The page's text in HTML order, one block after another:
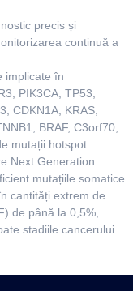
precis și
continuă a
implicate în
PIK3CA, TP53,
CDKN1A, KRAS,
BRAF, C3orf70,
mutații hotspot.
Next Generation
mutațiile somatice
cantități extrem de
de până la 0,5%,
stadiile cancerului